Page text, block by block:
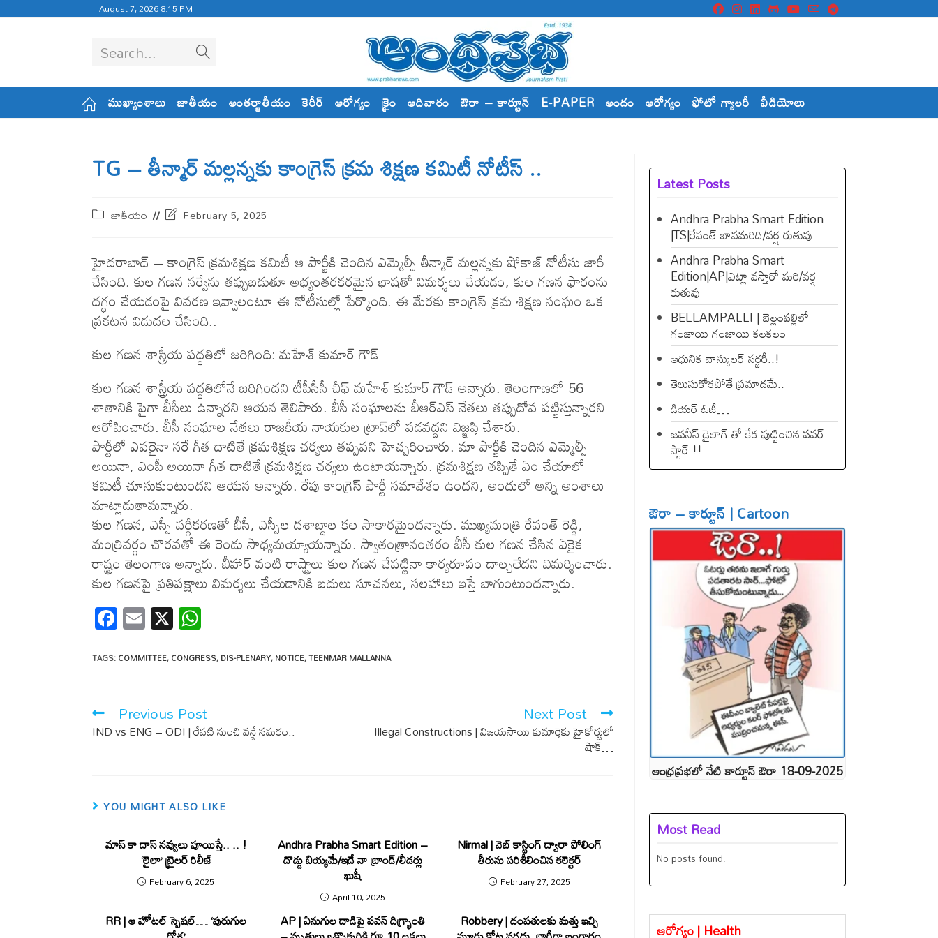
August 7, 2026 8:15 PM
Search...
ముఖ్యాంశాలు జాతీయం అంతర్జాతీయం కెరీర్ ఆరోగ్యం క్రైం ఆదివారం ఔరా – కార్టూన్ E-PAPER అందం ఆరోగ్యం ఫోటో గ్యాలరీ వీడియోలు
TG – తీన్మార్ మ‌ల్ల‌న్న‌కు కాంగ్రెస్ క్ర‌మ శిక్ష‌ణ క‌మిటీ నోటీస్ ..
జాతీయం February 5, 2025
హైద‌రాబాద్ – కాంగ్రెస్ క్రమశిక్షణ కమిటీ ఆ పార్టీకి చెందిన ఎమ్మెల్సీ తీన్మార్ మల్లన్నకు షోకాజ్ నోటీసు జారీ
చేసింది. కుల గణన సర్వేను తప్పుబడుతూ అభ్యంతరకరమైన భాషతో విమర్శలు చేయడం, కుల గణన ఫారంను
దగ్ధం చేయడంపై వివరణ ఇవ్వాలంటూ ఈ నోటీసుల్లో పేర్కొంది. ఈ మేర‌కు కాంగ్రెస్ క్ర‌మ శిక్ష‌ణ సంఘం ఒక
ప్ర‌క‌ట‌న విడుద‌ల చేసింది..
కుల గణన శాస్త్రీయ పద్ధతిలో జరిగింది: మహేశ్ కుమార్ గౌడ్
కుల గణన శాస్త్రీయ పద్ధతిలోనే జరిగిందని టీపీసీసీ చీఫ్ మహేశ్ కుమార్ గౌడ్ అన్నారు. తెలంగాణలో 56
శాతానికి పైగా బీసీలు ఉన్నారని ఆయన తెలిపారు. బీసీ సంఘాలను బీఆర్ఎస్ నేతలు తప్పుదోవ పట్టిస్తున్నారని
ఆరోపించారు. బీసీ సంఘాల నేతలు రాజకీయ నాయకుల ట్రాప్‌లో పడవద్దని విజ్ఞప్తి చేశారు.
పార్టీలో ఎవరైనా సరే గీత దాటితే క్రమశిక్షణ చర్యలు తప్పవని హెచ్చరించారు. మా పార్టీకి చెందిన ఎమ్మెల్సీ
అయినా, ఎంపీ అయినా గీత దాటితే క్రమశిక్షణ చర్యలు ఉంటాయన్నారు. క్రమశిక్షణ తప్పితే ఏం చేయాలో
కమిటీ చూసుకుంటుందని ఆయన అన్నారు. రేపు కాంగ్రెస్ పార్టీ సమావేశం ఉందని, అందులో అన్ని అంశాలు
మాట్లాడుతామన్నారు.
కుల గణన, ఎస్సీ వర్గీకరణతో బీసీ, ఎస్సీల దశాబ్దాల కల సాకారమైందన్నారు. ముఖ్యమంత్రి రేవంత్ రెడ్డి,
మంత్రివర్గం చొరవతో ఈ రెండు సాధ్యమయ్యాయన్నారు. స్వాతంత్రానంతరం బీసీ కుల గణన చేసిన ఏకైక
రాష్ట్రం తెలంగాణ అన్నారు. బీహార్ వంటి రాష్ట్రాలు కుల గణన చేపట్టినా కార్యరూపం దాల్చలేదని విమర్శించారు.
కుల గణనపై ప్రతిపక్షాలు విమర్శలు చేయడానికి బదులు సూచనలు, సలహాలు ఇస్తే బాగుంటుందన్నారు.
F
ac
e
o
o
E
m
ail
X
at
A
p
TAGS:COMMITTEE,CONGRESS,DIS-PLENARY,NOTICE,TEENMAR MALLANNA
Previous Post
IND vs ENG – ODI | రేప‌టి నుంచి వ‌న్డే స‌మ‌రం..
Next Post
Illegal Constructions | విజ‌య‌సాయి కుమార్తెకు హైకోర్టులో
షాక్…
YOU MIGHT ALSO LIKE
మాస్ కా దాస్ న‌వ్వులు పూయిస్తే.. .. !
‘లైలా’ ట్రైలర్ రిలీజ్
February 6, 2025
Andhra Prabha Smart Edition –
దొడ్డు బియ్యమే/ఇదే నా బ్రాండ్/లీడర్లు​
ఖుషీ
April 10, 2025
Nirmal | వెబ్ కాస్టింగ్ ద్వారా పోలింగ్
తీరును పరిశీలించిన కలెక్టర్
February 27, 2025
RR | ఆ హోటల్ స్పెషల్… ‘పురుగుల AP | ఏనుగుల దాడిపై పవన్ దిగ్భ్రాంతి Robbery | దంపతులకు మత్తు ఇచ్చి
Latest Posts
Andhra Prabha Smart Edition
|TS|రేవంత్​ బావమరిది/వర్ష రుతువు
Andhra Prabha Smart
Edition|AP|ఎట్లా వస్తారో మరి/వర్ష
రుతువు
BELLAMPALLI | బెల్లంపల్లిలో
గంజాయి గంజాయి కలకలం
ఆధునిక వాస్కులర్ సర్జరీ..!
తెలుసుకోకపోతే ప్రమాదమే..
డియ‌ర్ ఓజీ…
జపనీస్ డైలాగ్ తో కేక పుట్టించిన ప‌వ‌ర్
స్టార్ !!
ఔరా – కార్టూన్ | Cartoon
ఆంధ్రప్రభలో నేటి కార్టూన్ ఔరా 18-09-2025
Most Read
No posts found.
ఆరోగ్యం | Health